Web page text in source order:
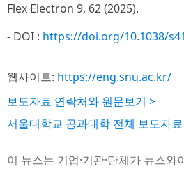
Flex Electron 9, 62 (2025).
- DOI : https://doi.org/10.1038/
웹사이트: https://eng.snu.ac.kr/
보도자료 연락처와 원문보기 >
서울대학교 공과대학 전체 보도자
이 뉴스는 기업·기관·단체가 뉴스